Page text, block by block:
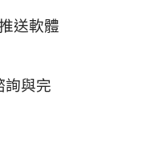
送軟體
詢與完